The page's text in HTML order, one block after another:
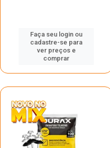
Faça seu login ou
cadastre-se para
ver preços e
comprar